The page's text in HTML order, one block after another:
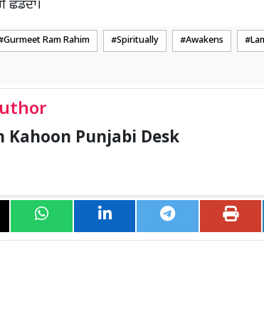
ਛੱਡਦਾ।
Gurmeet Ram Rahim Spiritually Awakens
Kahoon Punjabi Desk